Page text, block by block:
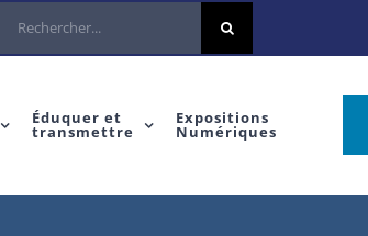
Éduquer et
transmettre
Expositions
Numériques